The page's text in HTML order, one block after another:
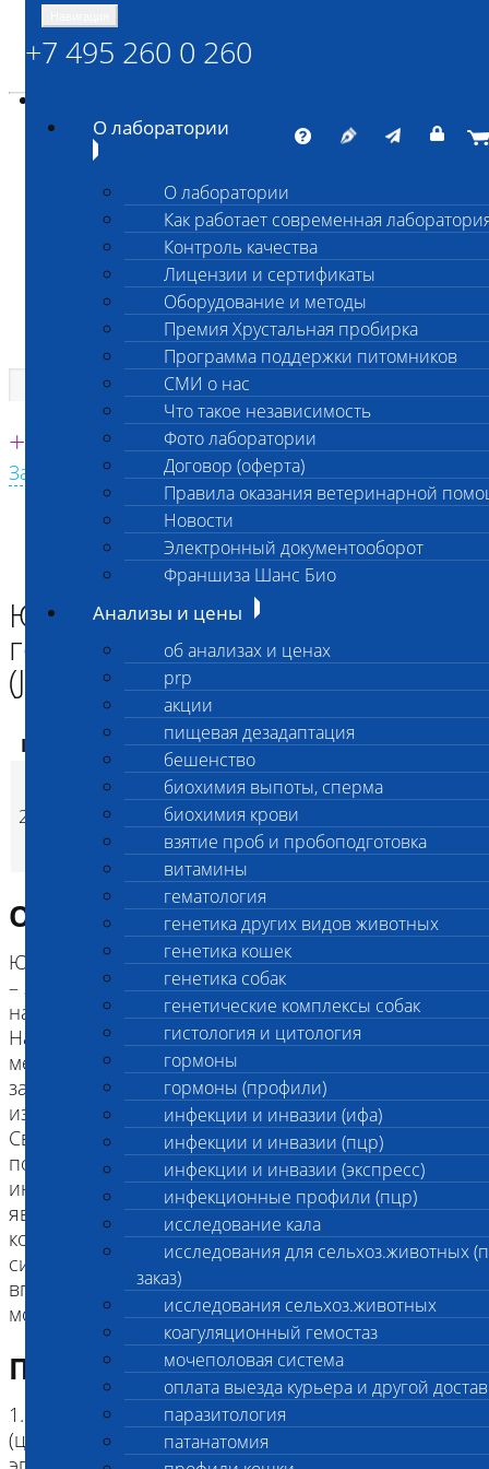
ШАНС БИО
Независимая ветеринарная лаборатория
Единая круглосуточная справочная
+7 495 260 0 260
Заказать звонок с сайта
+7 495 260 0 260
О лаборатории
О лаборатории
Как работает современная
Контроль качества
Лицензии и сертификаты
Оборудование и методы
Премия Хрустальная пробирка
Программа поддержки питомников
СМИ о нас
Что такое независимость
Фото лаборатории
Договор (оферта)
Правила оказания ветеринарной
Новости
Электронный документооборот
Франшиза Шанс Био
Анализы и цены
об анализах и ценах
prp
акции
пищевая дезадаптация
бешенство
биохимия выпоты, сперма
биохимия крови
взятие проб и пробоподготовка
витамины
гематология
генетика других видов животных
генетика кошек
генетика собак
генетические комплексы собак
гистология и цитология
гормоны
гормоны (профили)
инфекции и инвазии (ифа)
инфекции и инвазии (пцр)
инфекции и инвазии (экспресс)
инфекционные профили (пцр)
исследование кала
исследования для сельхоз.животных
заказ)
исследования сельхоз.животных
коагуляционный гемостаз
мочеполовая система
оплата выезда курьера и другой
паразитология
патанатомия
Главная страница
Анализы и цены
ГЕНЕТИКА СОБАК
Ювенильный паралич гортани/Полинейропатия (JLPP)
Ювенильный паралич
гортани/Полинейропатия
(JLPP)
Код Наименование услуг Цена, руб.
2925
Ювенильный
паралич гортани/
Полинейропатия
(JLPP)
Описание исследования
Ювенильный паралич гортани/полинейропатия
– заболевание, обусловленное мутацией,
наследуемой по аутосомно-рецессивному типу.
На начальной стадии (возраст щенка - около трех
месяцев) заболевание проявляется в виде
затрудненного дыхания после нагрузки, может
изменяться лай.
Связано это с тем, что болезнь в первую очередь
поражает самые длинные нервные окончания,
иннервирующие гортань. Следующими по длине
являются нервы, иннервирующие задние
конечности, поэтому, впоследствии, к этим
симптомам присоединяется слабость задних, а
впоследствии, и передних конечностей. Также
может появляться затруднение глотания.
Подготовка к исследованию
1. Кровь (2 мл) в пробирке с антикоагулянтом.
(цитрат натрия, К3ЭДТА, К2ЭДТА) , буккальный